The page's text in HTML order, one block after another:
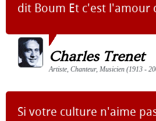
dit Boum Et c'est l'amour
Charles Trenet
Artiste, Chanteur, Musicien (1913 -
Si votre culture n'aime